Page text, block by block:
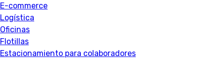
E-commerce
Logística
Oficinas
Flotillas
Estacionamiento para colaboradores